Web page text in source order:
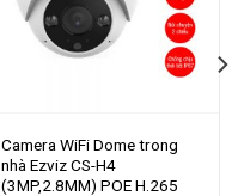
Camera WiFi Dome trong
nhà Ezviz CS-H4
(3MP,2.8MM) POE H.265